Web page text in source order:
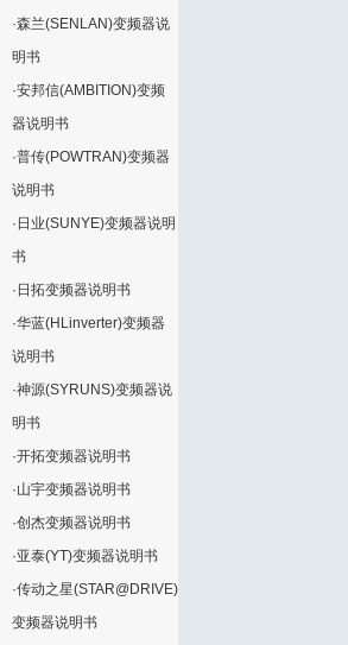
·森兰(SENLAN)变频器说
明书
·安邦信(AMBITION)变频
器说明书
·普传(POWTRAN)变频器
说明书
· 日业(SUNYE)变频器说明
书
· 日拓变频器说明书
·华蓝(HLinverter)变频器
说明书
·神源(SYRUNS)变频器说
明书
·开拓变频器说明书
·山宇变频器说明书
·创杰变频器说明书
·亚泰(YT)变频器说明书
·传动之星(STAR@DRIVE)
变频器说明书